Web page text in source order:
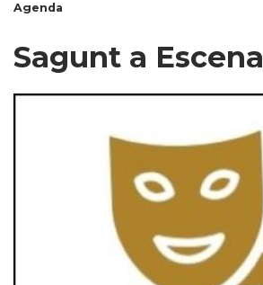
Agenda
Sagunt a Escena